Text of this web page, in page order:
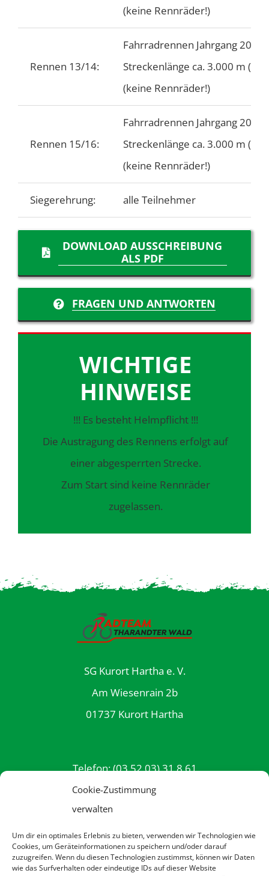
Cookie-Zustimmung
verwalten
Um dir ein optimales Erlebnis zu bieten, verwenden wir Technologien wie
Cookies, um Geräteinformationen zu speichern und/oder darauf
zuzugreifen. Wenn du diesen Technologien zustimmst, können wir Daten
wie das Surfverhalten oder eindeutige IDs auf dieser Website
(keine Rennräder!)
Rennen 13/14:
Fahrradrennen Jahrgang 2015
Streckenlänge ca. 3.000 m (3
(keine Rennräder!)
Rennen 15/16:
Fahrradrennen Jahrgang 2014
Streckenlänge ca. 3.000 m (3
(keine Rennräder!)
Siegerehrung: alle Teilnehmer
DOWNLOAD AUSSCHREIBUNG
ALS PDF
FRAGEN UND ANTWORTEN
WICHTIGE
HINWEISE
!!! Es besteht Helmpflicht !!!
Die Austragung des Rennens erfolgt auf
einer abgesperrten Strecke.
Zum Start sind keine Rennräder
zugelassen.
SG Kurort Hartha e. V.
Am Wiesenrain 2b
01737 Kurort Hartha
Telefon: (03 52 03) 31 8 61
E-Mail: info@rttw.de
Datenschutzerklärung
Impressum